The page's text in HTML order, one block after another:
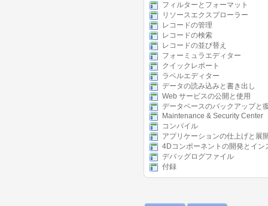
フィルターとフォーマット
リソースエクスプローラー
レコードの管理
レコードの検索
レコードの並び替え
フォーミュラエディター
クイックレポート
ラベルエディター
データの読み込みと書き出し
Web サービスの公開と使用
データベースのバックアップと
Maintenance & Security Center
コンパイル
アプリケーションの仕上げと展
4Dコンポーネントの開発とイン
デバッグログファイル
付録